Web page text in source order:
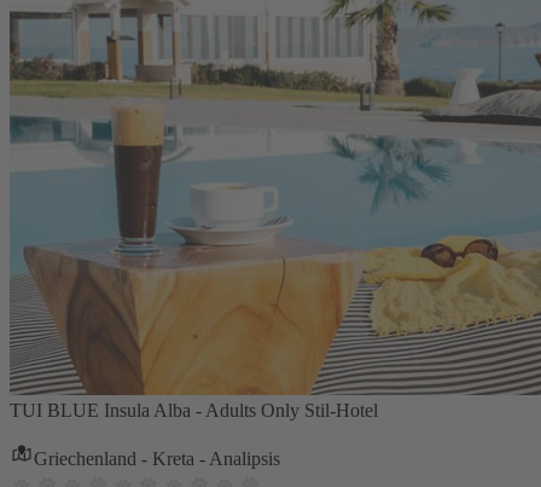
TUI BLUE Insula Alba - Adults Only Stil-Hotel
Griechenland - Kreta - Analipsis